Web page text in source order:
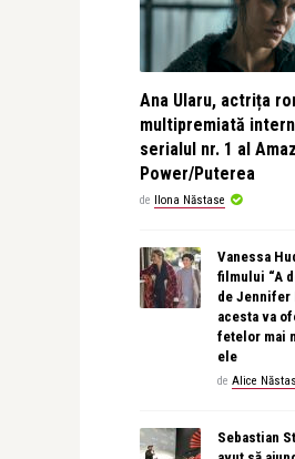
Ana Ularu, actrița
multipremiată
serialul nr. 1 al
Power/Puterea
de Ilona Năstase
Vanessa
filmului “A
de Jennifer
acesta va
fetelor mai
ele
de Alice
Sebastian